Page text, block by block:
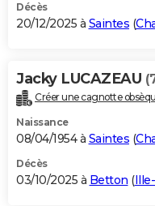
Décès
20/12/2025 à Saintes (
Jacky LUCAZEAU
Créer une cagnotte
Naissance
08/04/1954 à Saintes (
Décès
03/10/2025 à Betton (